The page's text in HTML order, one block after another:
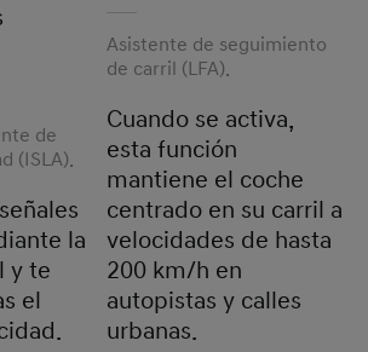
de
(ISLA).
la
y te
el
Asistente de seguimiento
de carril (LFA).
Cuando se activa,
esta función
mantiene el coche
centrado en su carril a
velocidades de hasta
200 km/h en
autopistas y calles
urbanas.